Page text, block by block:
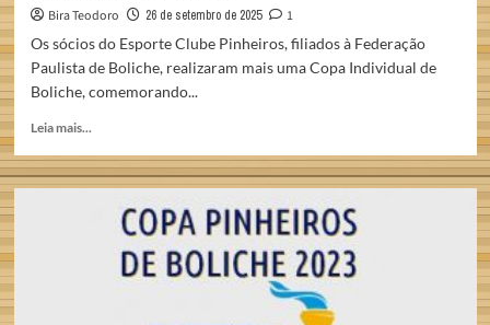
Bira Teodoro 26 de setembro de 2025
1
Os sócios do Esporte Clube Pinheiros, filiados à Federação
Paulista de Boliche, realizaram mais uma Copa Individual de
Boliche, comemorando...
Leia mais...
about
COPA
PINHEIROS
ANOS